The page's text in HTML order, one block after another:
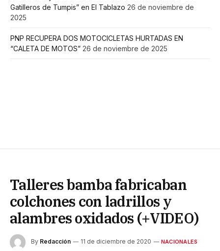
Gatilleros de Tumpis” en El Tablazo 26 de noviembre de
2025
PNP RECUPERA DOS MOTOCICLETAS HURTADAS EN
“CALETA DE MOTOS” 26 de noviembre de 2025
Talleres bamba fabricaban
colchones con ladrillos y
alambres oxidados (+VIDEO)
By Redacción 11 de diciembre de 2020 NACIONALES